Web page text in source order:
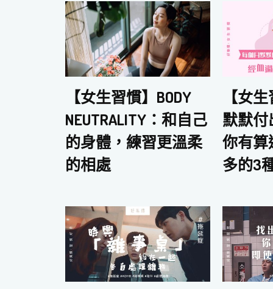
【女生習慣】BODY
NEUTRALITY：和自己
的身體，練習更溫柔
的相處
【女
默默付
你有算
多的3